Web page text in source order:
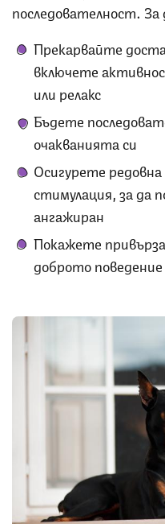
последователност.
Прекарвайте
включете
или релакс
Бъдете
очакванията си
Осигурете
стимулация, за да
ангажиран
Покажете
доброто поведение